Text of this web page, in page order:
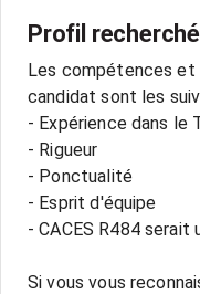
Profil recherché
Les compétences
candidat sont les
- Expérience dans le
- Rigueur
- Ponctualité
- Esprit d'équipe
- CACES R484 serait
Si vous vous